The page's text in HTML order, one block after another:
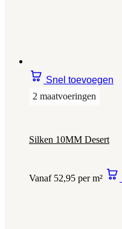
Snel toevoegen
2 maatvoeringen
Silken 10MM Desert
Vanaf 52,95 per m²